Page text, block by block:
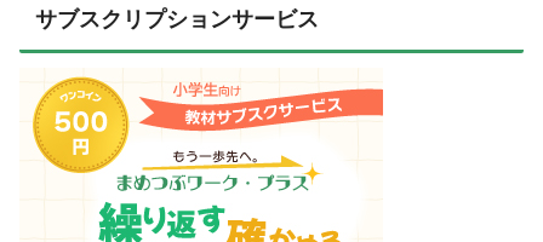
サブスクリプションサービス